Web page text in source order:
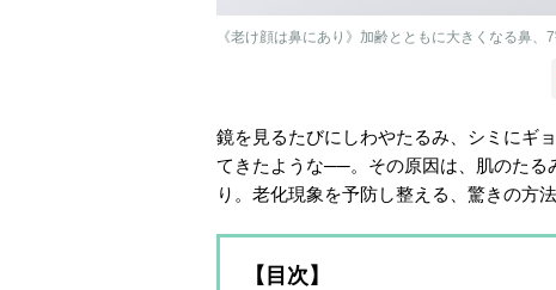
《老け顔は鼻にあり》加齢とともに大きくなる鼻
鏡を見るたびにしわやたるみ、シミにギ
てきたような──。その原因は、肌のたる
り。老化現象を予防し整える、驚きの方法
【目次】